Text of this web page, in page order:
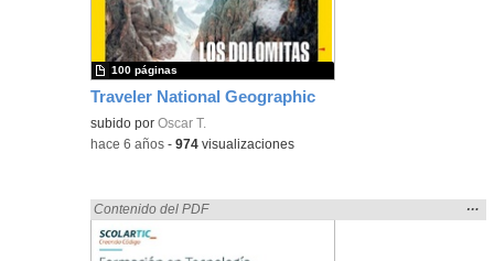
Traveler National Geographic
subido porOscar T.
100 páginas
-hace 6 años -974 visualizaciones
Encontrado «platillos» en:
Contenido del PDF
la
…